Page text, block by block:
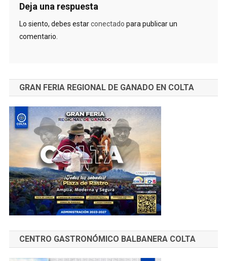
Deja una respuesta
Lo siento, debes estarconectado para publicar un
comentario.
GRAN FERIA REGIONAL DE GANADO EN COLTA
CENTRO GASTRONÓMICO BALBANERA COLTA